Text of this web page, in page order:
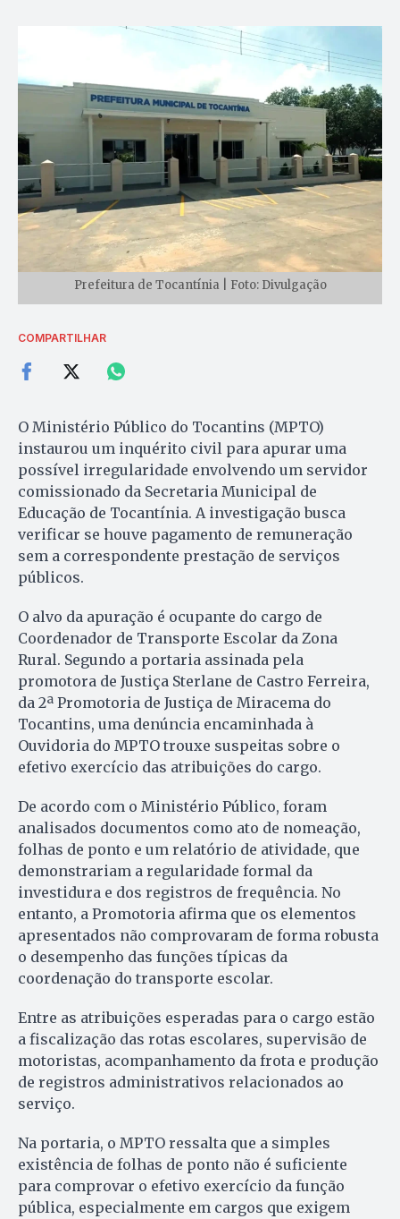
Prefeitura de Tocantínia | Foto: Divulgação
COMPARTILHAR
O Ministério Público do Tocantins (MPTO)
instaurou um inquérito civil para apurar uma
possível irregularidade envolvendo um servidor
comissionado da Secretaria Municipal de
Educação de Tocantínia. A investigação busca
verificar se houve pagamento de remuneração
sem a correspondente prestação de serviços
públicos.
O alvo da apuração é ocupante do cargo de
Coordenador de Transporte Escolar da Zona
Rural. Segundo a portaria assinada pela
promotora de Justiça Sterlane de Castro Ferreira,
da 2ª Promotoria de Justiça de Miracema do
Tocantins, uma denúncia encaminhada à
Ouvidoria do MPTO trouxe suspeitas sobre o
efetivo exercício das atribuições do cargo.
De acordo com o Ministério Público, foram
analisados documentos como ato de nomeação,
folhas de ponto e um relatório de atividade, que
demonstrariam a regularidade formal da
investidura e dos registros de frequência. No
entanto, a Promotoria afirma que os elementos
apresentados não comprovaram de forma robusta
o desempenho das funções típicas da
coordenação do transporte escolar.
Entre as atribuições esperadas para o cargo estão
a fiscalização das rotas escolares, supervisão de
motoristas, acompanhamento da frota e produção
de registros administrativos relacionados ao
serviço.
Na portaria, o MPTO ressalta que a simples
existência de folhas de ponto não é suficiente
para comprovar o efetivo exercício da função
pública, especialmente em cargos que exigem